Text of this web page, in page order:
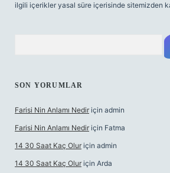
ilgili içerikler yasal süre içerisinde sitemizden
SON YORUMLAR
Farisi Nin Anlamı Nedir için admin
Farisi Nin Anlamı Nedir için Fatma
14 30 Saat Kaç Olur için admin
14 30 Saat Kaç Olur için Arda